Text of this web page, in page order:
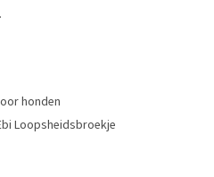
honden
Loopsheidsbroekje